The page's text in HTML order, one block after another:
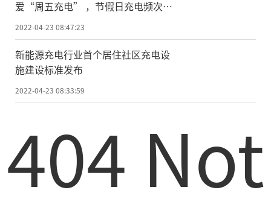
爱“周五充电” ，节假日充电频次提
升三成
2022-04-23 08:47:23
新能源充电行业首个居住社区充电设
施建设标准发布
2022-04-23 08:33:59
404 Not